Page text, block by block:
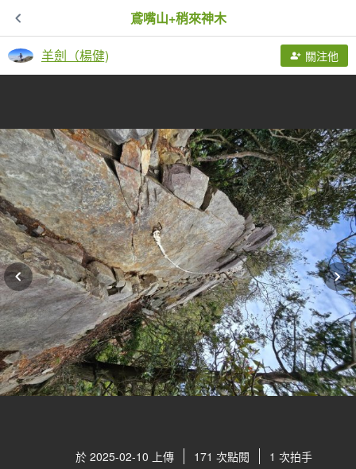
鳶嘴山+稍來神木
羊劍（楊健) 關注他
於 2025-02-10 上傳 171 次點閱 1 次拍手